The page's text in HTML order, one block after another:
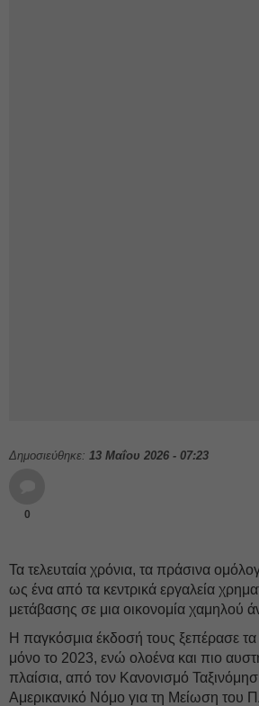
Δημοσιεύθηκε: 13 Μαΐου 2026 - 07:23
0
Τα τελευταία χρόνια, τα πράσινα
ως ένα από τα κεντρικά εργαλεία
μετάβασης σε μια οικονομία χαμηλού
Η παγκόσμια έκδοσή τους ξεπέρασε τα
μόνο το 2023, ενώ ολοένα και πιο
πλαίσια, από τον Κανονισμό
Αμερικανικό Νόμο για τη Μείωση του